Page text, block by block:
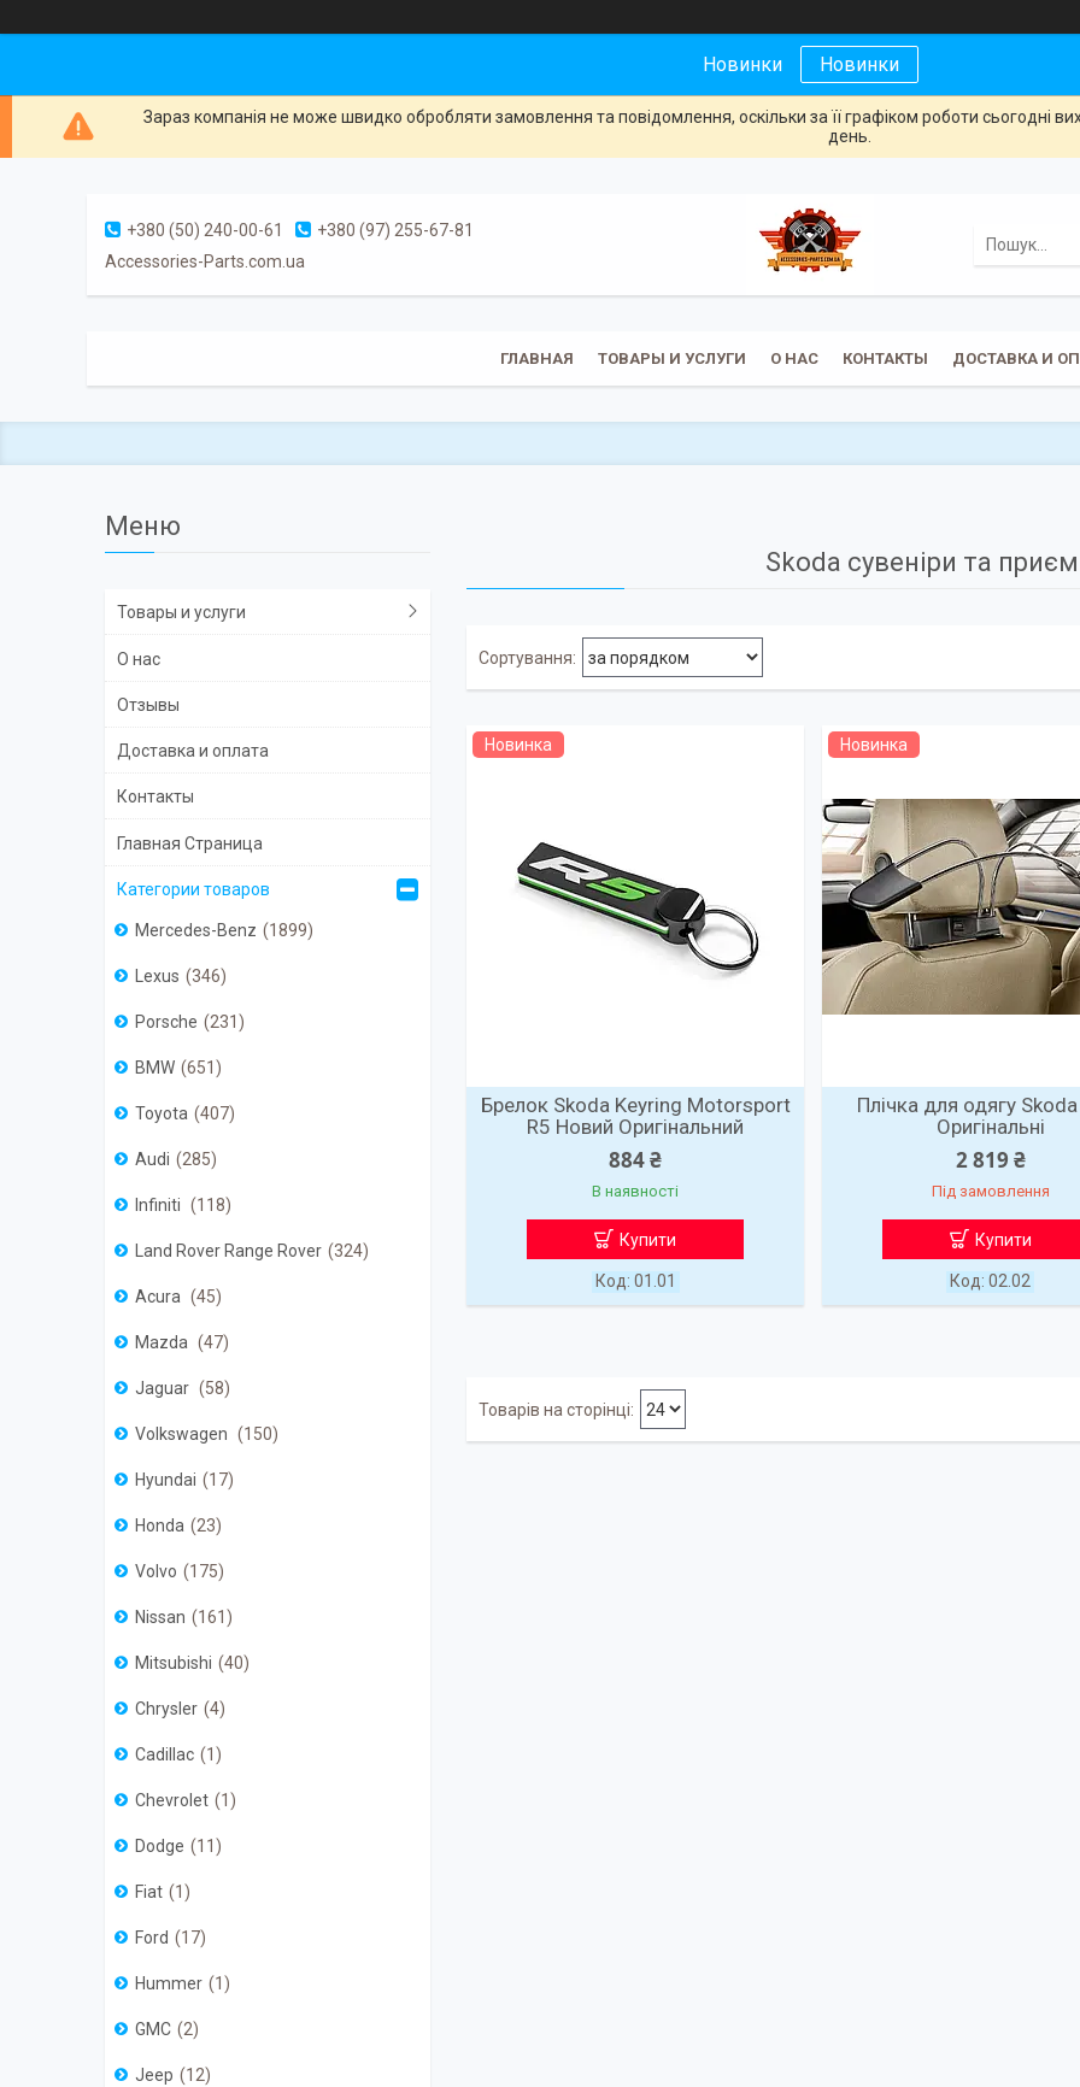
Новинки Новинки
Зараз компанія не може швидко обробляти замовлення та повідомлення, оскільки за її графіком роботи сьогодні
день.
+380 (50) 240-00-61
+380 (97) 255-67-81
Accessories-Parts.com.ua
ГЛАВНАЯ ТОВАРЫ И УСЛУГИ О НАС КОНТАКТЫ ДОСТАВКА И
Skoda сувеніри та
Новинка
Брелок Skoda Keyring Motorsport
R5 Новий Оригінальний
884 ₴
В наявності
Купити
01.01
Новинка
Плічка для одягу
Оригінальні
2 819 ₴
Під замовлення
Купити
02.02
Товары и услуги
О нас
Отзывы
Доставка и оплата
Контакты
Главная Страница
Категории товаров
Mercedes-Benz 1899
Lexus 346
Porsche 231
BMW 651
Toyota 407
Audi 285
Infiniti 118
Land Rover Range Rover 324
Acura 45
Mazda 47
Jaguar 58
Volkswagen 150
Hyundai 17
Honda 23
Volvo 175
Nissan 161
Mitsubishi 40
Chrysler 4
Cadillac 1
Chevrolet 1
Dodge 11
Fiat 1
Ford 17
Hummer 1
GMC 2
Jeep 12